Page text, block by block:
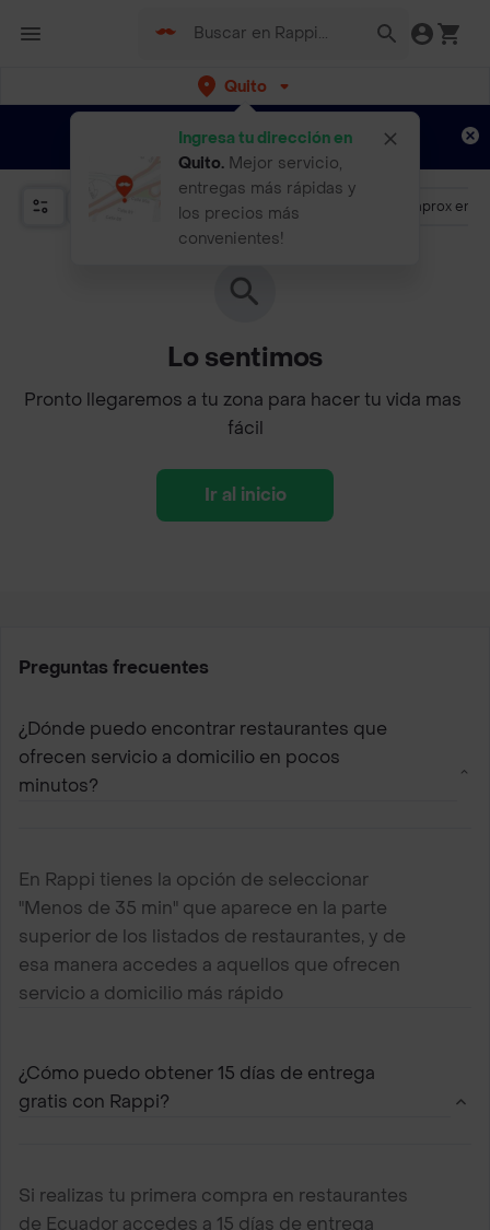
Quito
Ingresa tu dirección en
Quito. Mejor servicio,
entregas más rápidas y
los precios más
convenientes!
envíos gratis por semanas Aplican TyC
Promociones Más de 4.5 Llega aprox en
Lo sentimos
Pronto llegaremos a tu zona para hacer tu vida mas
fácil
Ir al inicio
Preguntas frecuentes
¿Dónde puedo encontrar restaurantes que
ofrecen servicio a domicilio en pocos
minutos?
En Rappi tienes la opción de seleccionar
"Menos de 35 min" que aparece en la parte
superior de los listados de restaurantes, y de
esa manera accedes a aquellos que ofrecen
servicio a domicilio más rápido
¿Cómo puedo obtener 15 días de entrega
gratis con Rappi?
Si realizas tu primera compra en restaurantes
de Ecuador accedes a 15 días de entrega